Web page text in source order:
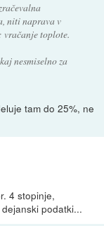
niti naprava v
vračanje toplote.
nesmiselno za
tam do 25%, ne
4 stopinje,
podatki...